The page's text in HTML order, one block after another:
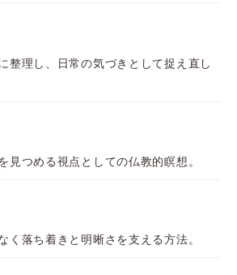
整理し、日常の気づきとして捉え直し
見つめる視点としての仏教的瞑想。
く落ち着きと明晰さを支える方法。